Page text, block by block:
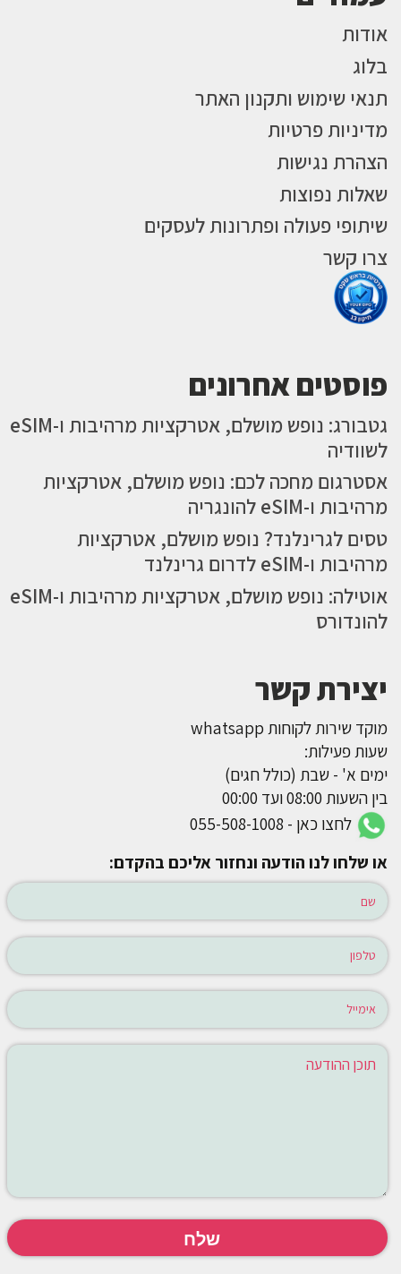
אודות
בלוג
תנאי שימוש ותקנון האתר
מדיניות פרטיות
הצהרת נגישות
שאלות נפוצות
שיתופי פעולה ופתרונות לעסקים
צרו קשר
פוסטים אחרונים
גטבורג: נופש מושלם, אטרקציות מרהיבות ו-eSIM
לשוודיה
אסטרגום מחכה לכם: נופש מושלם, אטרקציות
מרהיבות ו-eSIM להונגריה
טסים לגרינלנד? נופש מושלם, אטרקציות
מרהיבות ו-eSIM לדרום גרינלנד
אוטילה: נופש מושלם, אטרקציות מרהיבות ו-eSIM
להונדורס
יצירת קשר
מוקד שירות לקוחות whatsapp
שעות פעילות:
ימים א' - שבת (כולל חגים)
בין השעות 08:00 ועד 00:00
לחצו כאן - 055-508-1008
או שלחו לנו הודעה ונחזור אליכם בהקדם: